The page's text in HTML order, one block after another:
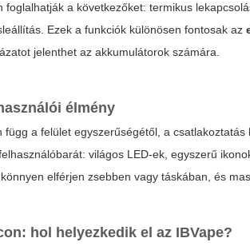
foglalhatják a következőket: termikus
Ezek a funkciók különösen fontosak az
jelenthet az akkumulátorok számára.
élmény
függ a felület egyszerűségétől, a
világos LED-ek, egyszerű
elférjen zsebben vagy táskában, és
hol helyezkedik el az IBVape?